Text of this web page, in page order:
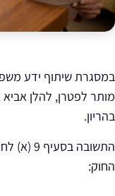
במסגרת שיתוף ידע
מותר לפטרן, להלן
בהריון.
החוק: